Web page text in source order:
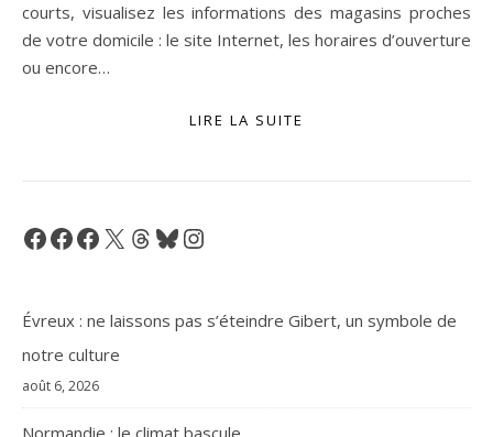
courts, visualisez les informations des magasins proches
de votre domicile : le site Internet, les horaires d’ouverture
ou encore…
LIRE LA SUITE
Facebook
Facebook
Facebook
X Threads
BlueskyInstagram
Évreux : ne laissons pas s’éteindre Gibert, un symbole de
notre culture
août 6, 2026
Normandie : le climat bascule